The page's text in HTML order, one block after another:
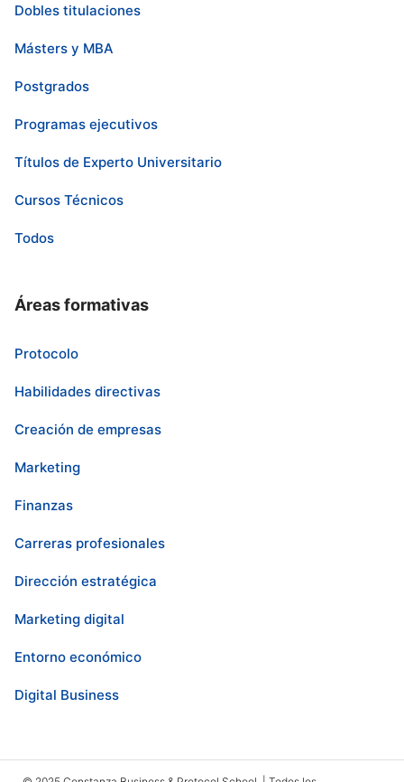
Dobles titulaciones
Másters y MBA
Postgrados
Programas ejecutivos
Títulos de Experto Universitario
Cursos Técnicos
Todos
Áreas formativas
Protocolo
Habilidades directivas
Creación de empresas
Marketing
Finanzas
Carreras profesionales
Dirección estratégica
Marketing digital
Entorno económico
Digital Business